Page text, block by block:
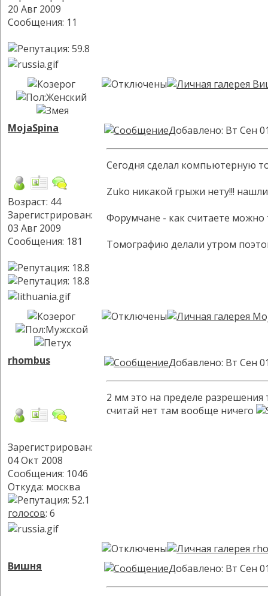
20 Авг 2009
Сообщения: 11
MojaSpina
Возраст: 44
Зарегистрирован:
03 Авг 2009
Сообщения: 181
Добавлено: Вт Сен
Сегодня сделал компьютерную
Zuko никакой грыжи нету!!!
Форумчане - как считаете можно
Томографию делали утром
rhombus
Зарегистрирован:
04 Окт 2008
Сообщения: 1046
Откуда: москва
голосов: 6
Добавлено: Вт Сен
2 мм это на пределе разрешения
считай нет там вообще ничего
Вишня Добавлено: Вт Сен